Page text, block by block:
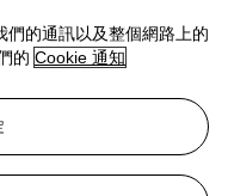
的通訊以及整個網路上的
的 Cookie 通知